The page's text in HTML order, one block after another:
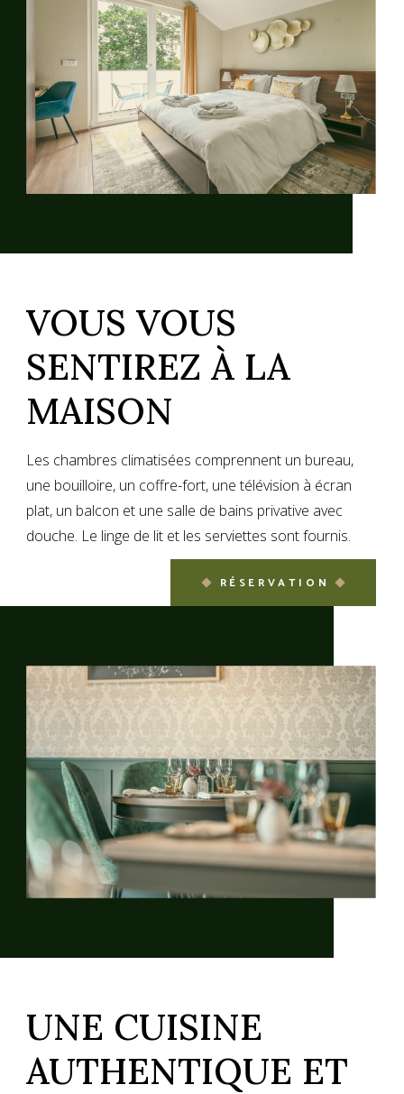
VOUS VOUS
SENTIREZ À LA
MAISON
Les chambres climatisées comprennent un bureau,
une bouilloire, un coffre-fort, une télévision à écran
plat, un balcon et une salle de bains privative avec
douche. Le linge de lit et les serviettes sont fournis.
RÉSERVATION
UNE CUISINE
AUTHENTIQUE ET